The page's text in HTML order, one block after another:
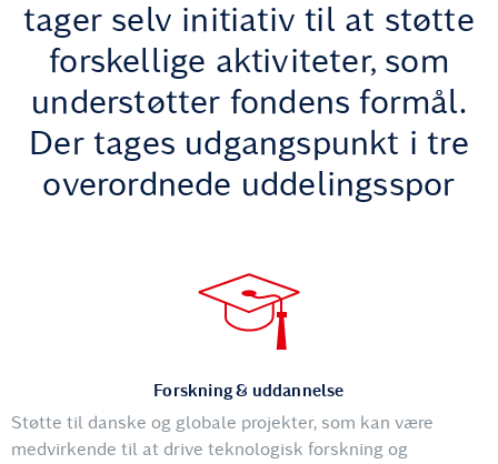
tager selv initiativ til at støtte
forskellige aktiviteter, som
understøtter fondens formål.
Der tages udgangspunkt i tre
overordnede uddelingsspor
Forskning & uddannelse
Støtte til danske og globale projekter, som kan være
medvirkende til at drive teknologisk forskning og